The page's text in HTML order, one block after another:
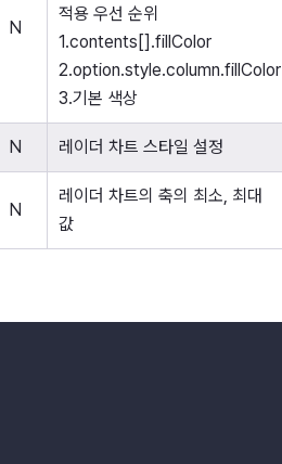
N
적용 우선 순위
1.contents[].fillColor
2.option.style.column.fillColor
3.기본 색상
N 레이더 차트 스타일 설정
N
레이더 차트의 축의 최소, 최대
값